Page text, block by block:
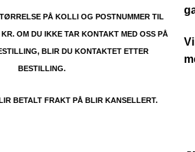
PÅ KOLLI OG POSTNUMMER TIL
OM DU IKKE TAR KONTAKT MED OSS PÅ
BLIR DU KONTAKTET ETTER
BESTILLING.
BETALT FRAKT PÅ BLIR KANSELLERT.